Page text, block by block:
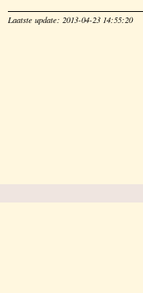
Laatste update: 2013-04-23 14:55:20